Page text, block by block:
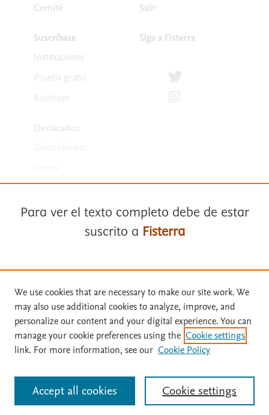
Comité
Suscríbase
Instituciones
Prueba gratis
Boletines
Medicamentos
Salir
Siga a Fisterra
Términos y condiciones
Política de privacidad
Copyright © 2026Elsevier España SLU, sus licenciantes y
colaboradores. Se reservan todos los derechos, incluidos los de minería
actualizada en: Página actualizada en: 31/07/2026.
Este sitio utiliza cookies.
Para ver el texto completo debe de estar
suscrito a Fisterra
Solicite una prueba gratuita
Identificarse
We use cookies that are necessary to make our site work. We
may also use additional cookies to analyze, improve, and
personalize our content and your digital experience. You can
manage your cookie preferences using the Cookie settings
link. For more information, see our Cookie Policy
Cookie settings
Accept all cookies